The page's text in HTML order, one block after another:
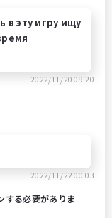
в эту игру ищу
2022/11/20 09:20
2022/11/22 00:03
する必要がありま